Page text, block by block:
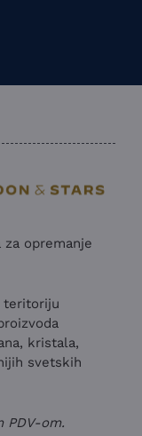
opremanje
teritoriju
kristala,
svetskih
PDV-om.